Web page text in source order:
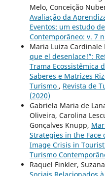
Melo, Conceição
Avaliação da
Eventos: um estudo
Contemporâneo: v. 7
Maria Luiza Cardinale
que el desenlace!”:
Trama Ecossistêmica
Saberes e Matrizes
Turismo , Revista de
(2020)
Gabriela Maria de
Oliveira, Carolina
Gonçalves Knupp,
Strategies in the
Image Crisis in
Turismo
Raquel Finkler,